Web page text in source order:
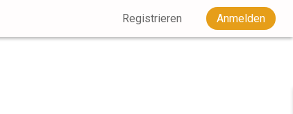
Registrieren Anmelden